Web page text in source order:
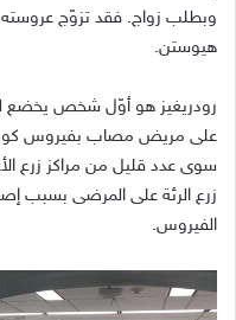
وبطلب زواج. فقد تزوّج
هيوستن.
رودريغيز هو أوّل شخص يخضع
على مريض مصاب بفيروس
سوى عدد قليل من مراكز زرع
زرع الرئة على المرضى بسبب
الفيروس.